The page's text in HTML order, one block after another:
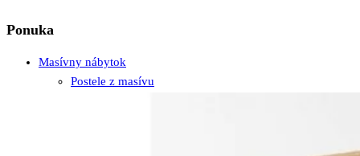
Ponuka
Masívny nábytok
Postele z masívu